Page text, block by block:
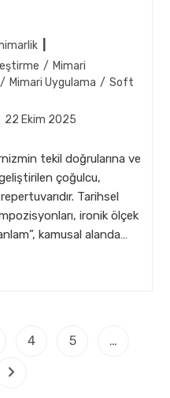
/ Mimari
/ Mimari Uygulama / Soft
22 Ekim 2025
tekil doğrularına ve
çoğulcu,
Tarihsel
ironik ölçek
kamusal alanda…
4 5 …
Go to the next page